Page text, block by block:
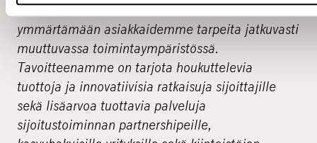
niiden kestävää kasvua. Olemme sitoutuneet
ymmärtämään asiakkaidemme tarpeita jatkuvasti
muuttuvassa toimintaympäristössä.
Tavoitteenamme on tarjota houkuttelevia
tuottoja ja innovatiivisia ratkaisuja sijoittajille
sekä lisäarvoa tuottavia palveluja
sijoitustoiminnan partnershipeille,